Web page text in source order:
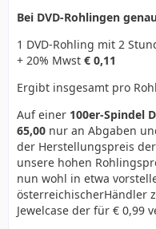
Bei DVD-Rohlingen
1 DVD-Rohling mit 2
+ 20% Mwst € 0,11
Ergibt insgesamt pro
Auf einer 100er-Spindel
65,00 nur an Abgaben
der Herstellungspreis
unsere hohen
nun wohl in etwa
österreichischerHändler
Jewelcase der für € 0,99